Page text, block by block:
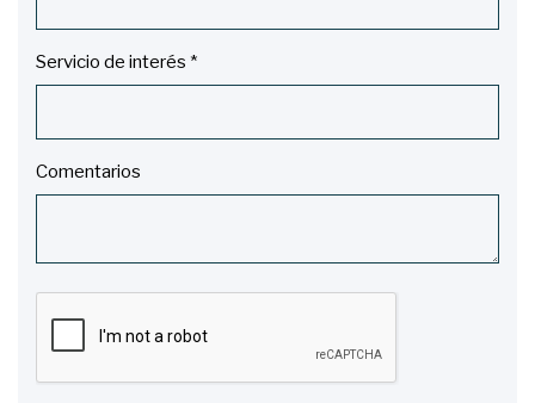
Servicio de interés *
Comentarios